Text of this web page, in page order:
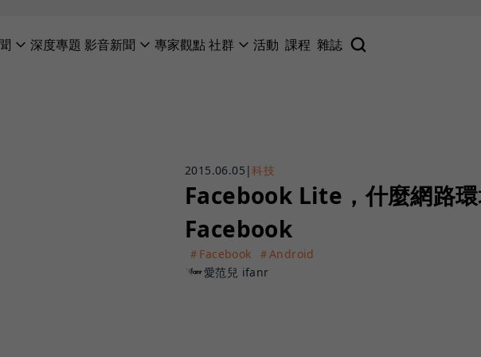
深度專題 影音新聞 專家觀點社群 活動 課程 雜誌
2015.06.05 |科技
Facebook Lite，什麼網路
Facebook
＃Facebook
＃Android
愛范兒 ifanr